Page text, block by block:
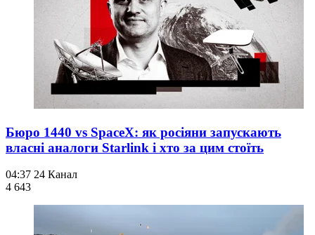
Бюро 1440 vs SpaceX: як росіяни запускають
власні аналоги Starlink і хто за цим стоїть
04:37 24 Канал
4 643